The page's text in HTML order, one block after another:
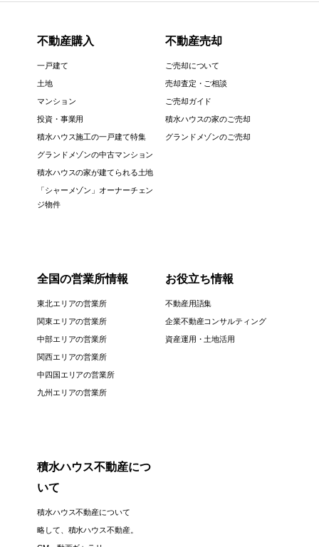
不動産購入
一戸建て
土地
マンション
投資・事業用
積水ハウス施工の一戸建て特集
グランドメゾンの中古マンション
積水ハウスの家が建てられる土地
「シャーメゾン」オーナーチェン
ジ物件
不動産売却
ご売却について
売却査定・ご相談
ご売却ガイド
積水ハウスの家のご売却
グランドメゾンのご売却
全国の営業所情報
東北エリアの営業所
関東エリアの営業所
中部エリアの営業所
関西エリアの営業所
中四国エリアの営業所
九州エリアの営業所
お役立ち情報
不動産用語集
企業不動産コンサルティング
資産運用・土地活用
積水ハウス不動産につ
いて
積水ハウス不動産について
略して、積水ハウス不動産。